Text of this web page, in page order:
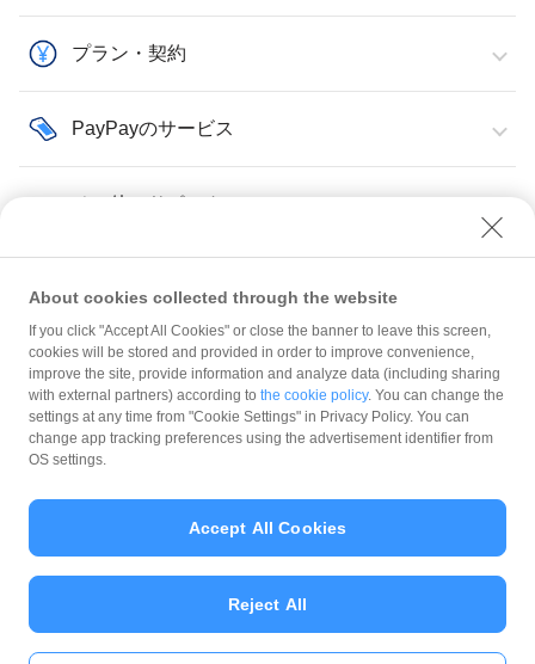
プラン・契約
PayPayのサービス
その他・サポート
クーポン 概要・操作手順
規約
ガイドライン
About cookies collected through the website
If you click "Accept All Cookies" or close the banner to leave this screen,
cookies will be stored and provided in order to improve convenience,
improve the site, provide information and analyze data (including sharing
with external partners) according to the cookie policy. You can change the
settings at any time from "Cookie Settings" in Privacy Policy. You can
change app tracking preferences using the advertisement identifier from
OS settings.
Reject All
Accept All Cookies